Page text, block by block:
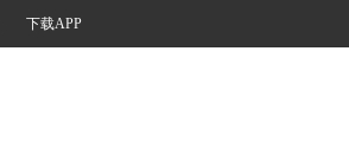
下载APP